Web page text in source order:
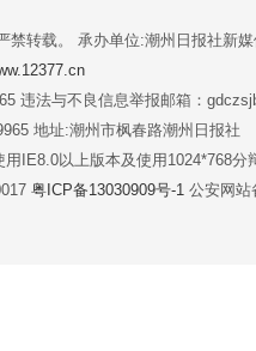
禁转载。 承办单位:潮州日报社新
违法与不良信息举报邮箱：
地址:潮州市枫春路潮州日报社
IE8.0以上版本及使用1024*768分
粤ICP备13030909号-1 公安网站